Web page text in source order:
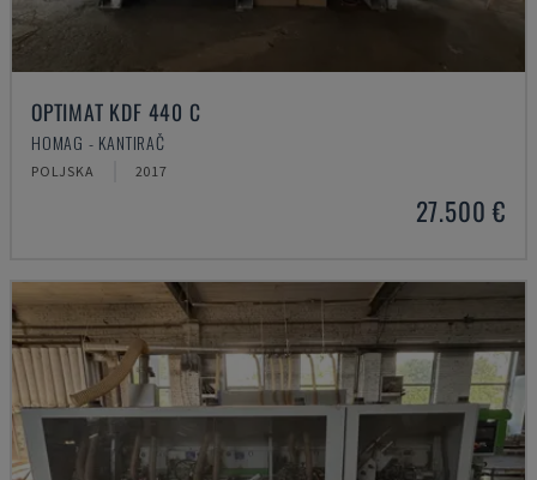
OPTIMAT KDF 440 C
HOMAG - KANTIRAČ
POLJSKA 2017
27.500 €